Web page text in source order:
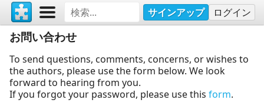
サインアップ ログイン
お問い合わせ
To send questions, comments, concerns, or wishes to
the authors, please use the form below. We look
forward to hearing from you.
If you forgot your password, please use this form.